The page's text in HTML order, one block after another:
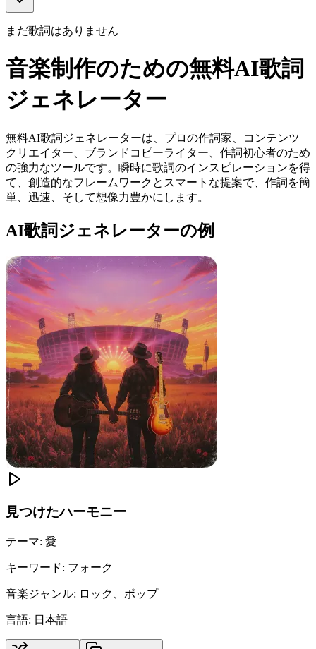
まだ歌詞はありません
音楽制作のための無料AI歌詞
ジェネレーター
無料AI歌詞ジェネレーターは、プロの作詞家、コンテンツ
クリエイター、ブランドコピーライター、作詞初心者のため
の強力なツールです。瞬時に歌詞のインスピレーションを得
て、創造的なフレームワークとスマートな提案で、作詞を簡
単、迅速、そして想像力豊かにします。
AI歌詞ジェネレーターの例
見つけたハーモニー
テーマ: 愛
キーワード: フォーク
音楽ジャンル: ロック、ポップ
言語: 日本語